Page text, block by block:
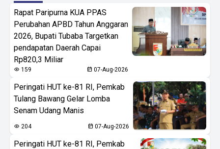
Rapat Paripurna KUA PPAS
Perubahan APBD Tahun Anggaran
2026, Bupati Tubaba Targetkan
pendapatan Daerah Capai
Rp820,3 Miliar
159 07-Aug-2026
Peringati HUT ke-81 RI, Pemkab
Tulang Bawang Gelar Lomba
Senam Udang Manis
204 07-Aug-2026
Peringati HUT ke-81 RI, Pemkab